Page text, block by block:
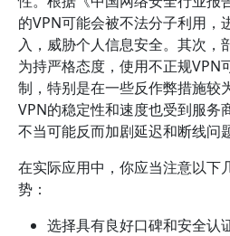
的VPN可能会被不法分子利用，
入，威胁个人信息安全。其次，
为持严格态度，使用不正规VPN
制，特别是在一些反作弊措施较
VPN的稳定性和速度也受到服务
不当可能反而加剧延迟和断线问题
在实际应用中，你应当注意以下
势：
选择具有良好口碑和安全认